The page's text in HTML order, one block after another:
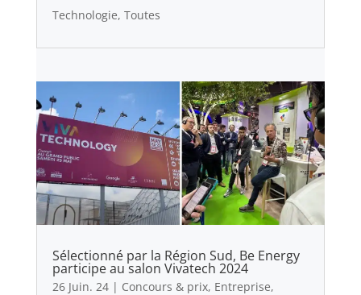
Technologie, Toutes
Sélectionné par la Région Sud, Be Energy
participe au salon Vivatech 2024
26 Juin. 24| Concours & prix, Entreprise,